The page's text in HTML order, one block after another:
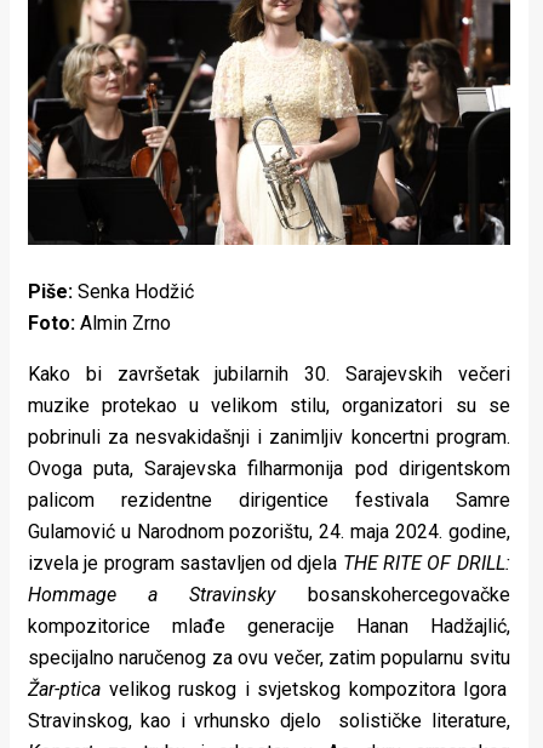
Kultura
Lifestyle
Beauty
Fashion
Zdravlje
stolom
Život
u
pokretu
Ideje
koje
Urban
Places
Piše: Senka Hodžić
Foto: Almin Zrno
Kako bi završetak jubilarnih 30. Sarajevskih večeri
muzike protekao u velikom stilu, organizatori su se
pobrinuli za nesvakidašnji i zanimljiv koncertni program.
Ovoga puta, Sarajevska filharmonija pod dirigentskom
palicom rezidentne dirigentice festivala Samre
Gulamović u Narodnom pozorištu, 24. maja 2024. godine,
izvela je program sastavljen od djela THE RITE OF DRILL:
Hommage a Stravinskybosanskohercegovačke
kompozitorice mlađe generacije Hanan Hadžajlić,
specijalno naručenog za ovu večer, zatim popularnu svitu
Žar-ptica velikog ruskog i svjetskog kompozitora Igora
Stravinskog, kao i vrhunsko djelo solističke literature,